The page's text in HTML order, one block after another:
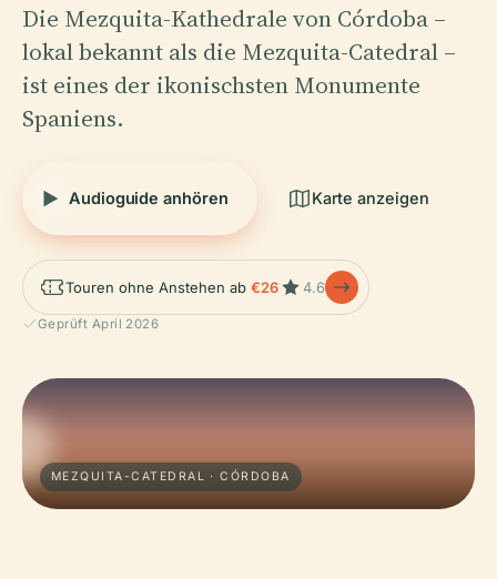
Die Mezquita-Kathedrale von Córdoba –
lokal bekannt als die Mezquita-Catedral –
ist eines der ikonischsten Monumente
Spaniens.
Audioguide anhören Karte anzeigen
Touren ohne Anstehen ab €26 4.6
Geprüft April 2026
MEZQUITA-CATEDRAL · CÓRDOBA